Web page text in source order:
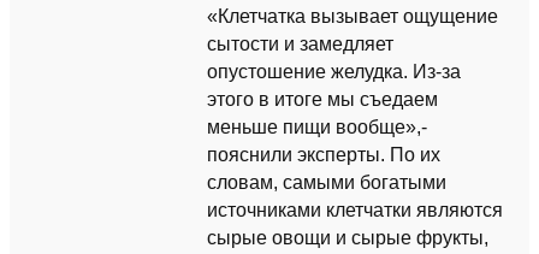
«Клетчатка вызывает ощущение
сытости и замедляет
опустошение желудка. Из-за
этого в итоге мы съедаем
меньше пищи вообще»,-
пояснили эксперты. По их
словам, самыми богатыми
источниками клетчатки являются
сырые овощи и сырые фрукты,